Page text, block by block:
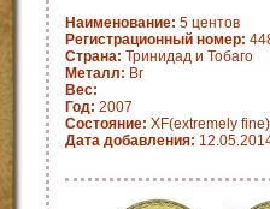
Наименование: 5 центов
Регистрационный номер:
Страна: Тринидад и Тобаго
Металл: Br
Вес:
Год: 2007
Состояние: XF(extremely fine)
Дата добавления: